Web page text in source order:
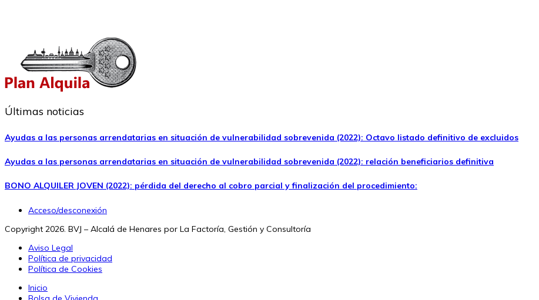
Últimas noticias
Ayudas a las personas arrendatarias en situación de vulnerabilidad sobrevenida (2022): Octavo listado definitivo de excluidos
Ayudas a las personas arrendatarias en situación de vulnerabilidad sobrevenida (2022): relación beneficiarios definitiva
BONO ALQUILER JOVEN (2022): pérdida del derecho al cobro parcial y finalización del procedimiento:
Acceso/desconexión
Copyright 2026. BVJ – Alcalá de Henares por La Factoría, Gestión y Consultoría
Aviso Legal
Política de privacidad
Política de Cookies
Inicio